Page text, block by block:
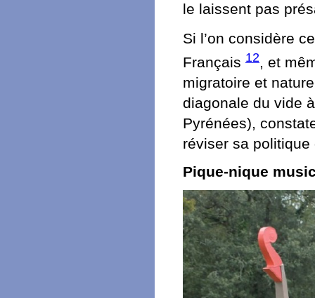
le laissent pas
Si l’on considère
Français 12, et
migratoire et
diagonale du vide
Pyrénées),
réviser sa politique
Pique-nique